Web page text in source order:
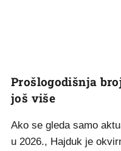
Prošlogodišnja
još više
Ako se gleda samo
u 2026., Hajduk je